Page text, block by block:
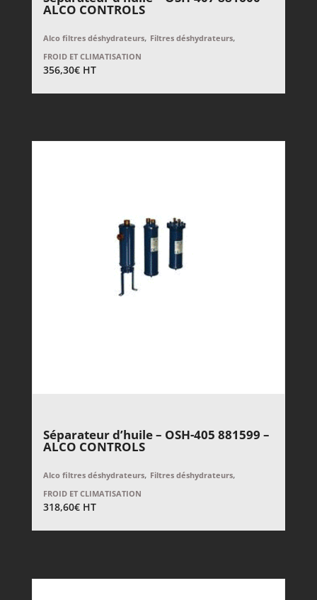
ALCO CONTROLS
Alco filtres déshydrateurs, Filtres déshydrateurs,
FROID ET CLIMATISATION
356,30€ HT
Séparateur d’huile – OSH-405 881599 –
ALCO CONTROLS
Alco filtres déshydrateurs, Filtres déshydrateurs,
FROID ET CLIMATISATION
318,60€ HT